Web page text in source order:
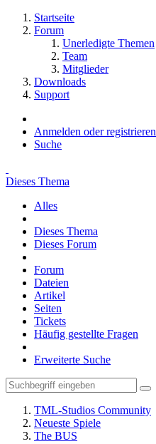
Startseite
Forum
Unerledigte Themen
Team
Mitglieder
Downloads
Support
Anmelden oder registrieren
Suche
Dieses Thema
Alles
Dieses Thema
Dieses Forum
Forum
Dateien
Artikel
Seiten
Tickets
Häufig gestellte Fragen
Erweiterte Suche
TML-Studios Community
Neueste Spiele
The BUS